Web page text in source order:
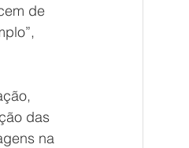
de
das
na